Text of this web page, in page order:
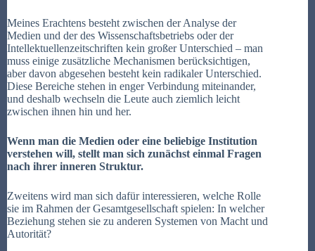
Meines Erachtens besteht zwischen der Analyse der
Medien und der des Wissenschaftsbetriebs oder der
Intellektuellenzeitschriften kein großer Unterschied – man
muss einige zusätzliche Mechanismen berücksichtigen,
aber davon abgesehen besteht kein radikaler Unterschied.
Diese Bereiche stehen in enger Verbindung miteinander,
und deshalb wechseln die Leute auch ziemlich leicht
zwischen ihnen hin und her.
Wenn man die Medien oder eine beliebige Institution
verstehen will, stellt man sich zunächst einmal Fragen
nach ihrer inneren Struktur.
Zweitens wird man sich dafür interessieren, welche Rolle
sie im Rahmen der Gesamtgesellschaft spielen: In welcher
Beziehung stehen sie zu anderen Systemen von Macht und
Autorität?